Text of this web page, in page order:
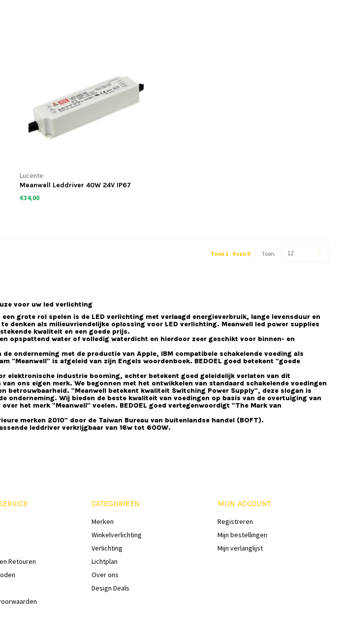
Lucente
Meanwell Leddriver 40W 24V IP67
dimbaar
€34,00
Toon 1 - 9 van 9 Toon: 12
voor uw led verlichting
grote rol spelen is de LED verlichting met verlaagd energieverbruik, lange levensduur en
denken als milieuvriendelijke oplossing voor LED verlichting. Meanwell led power supplies
kwaliteit en een goede prijs.
opspattend water of volledig waterdicht en hierdoor zeer geschikt voor binnen- en
onderneming met de productie van Apple, IBM compatibele schakelende voeding als
"Meanwell" is afgeleid van zijn Engels woordenboek. BEDOEL goed betekent "goede
elektronische industrie booming, echter betekent goed geleidelijk verlaten van dit
ons eigen merk. We begonnen met het ontwikkelen van standaard schakelende voedingen
betrouwbaarheid. "Meanwell betekent kwaliteit Switching Power Supply", deze slogan is
onderneming. Wij bieden de beste kwaliteit van voedingen op basis van de overtuiging van
het merk "Meanwell" voelen. BEDOEL goed vertegenwoordigt "The Mark van
merken 2010" door de Taiwan Bureau van buitenlandse handel (BOFT).
leddriver verkrijgbaar van 16w tot 600W.
Retouren
CATEGORIEËN
Merken
Winkelverlichting
Verlichting
Lichtplan
Over ons
Design Deals
MIJN ACCOUNT
Registreren
Mijn bestellingen
Mijn verlanglijst